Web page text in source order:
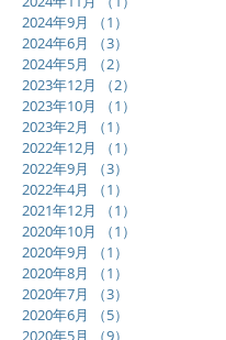
2024年9月
（1）
2024年6月
（3）
2024年5月
（2）
2023年12月
（2）
2023年10月
（1）
2023年2月
（1）
2022年12月
（1）
2022年9月
（3）
2022年4月
（1）
2021年12月
（1）
2020年10月
（1）
2020年9月
（1）
2020年8月
（1）
2020年7月
（3）
2020年6月
（5）
2020年5月
（9）